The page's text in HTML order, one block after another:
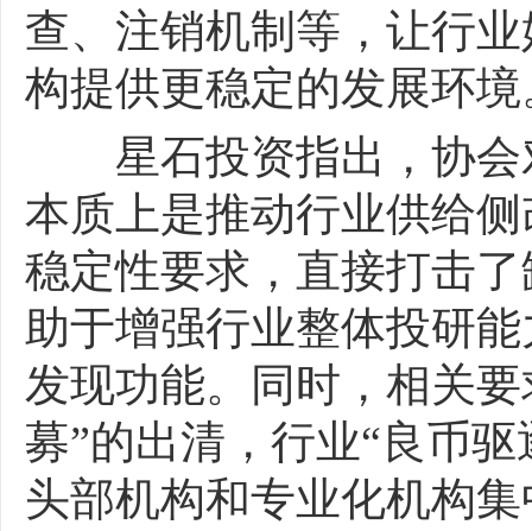
查、注销机制等，让行
构提供更稳定的发展环境
星石投资指出，协会
本质上是推动行业供给
稳定性要求，直接打击
助于增强行业整体投研
发现功能。同时，相关
募”的出清，行业“良币
头部机构和专业化机构